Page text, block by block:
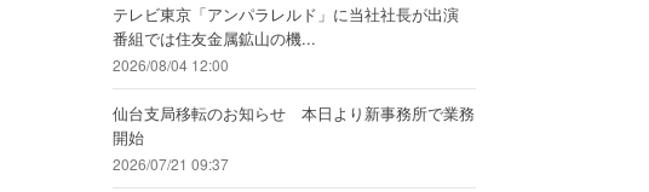
テレビ東京「アンパラレルド」に当社社長が出演
番組では住友金属鉱山の機...
2026/08/04 12:00
仙台支局移転のお知らせ 本日より新事務所で業務
開始
2026/07/21 09:37